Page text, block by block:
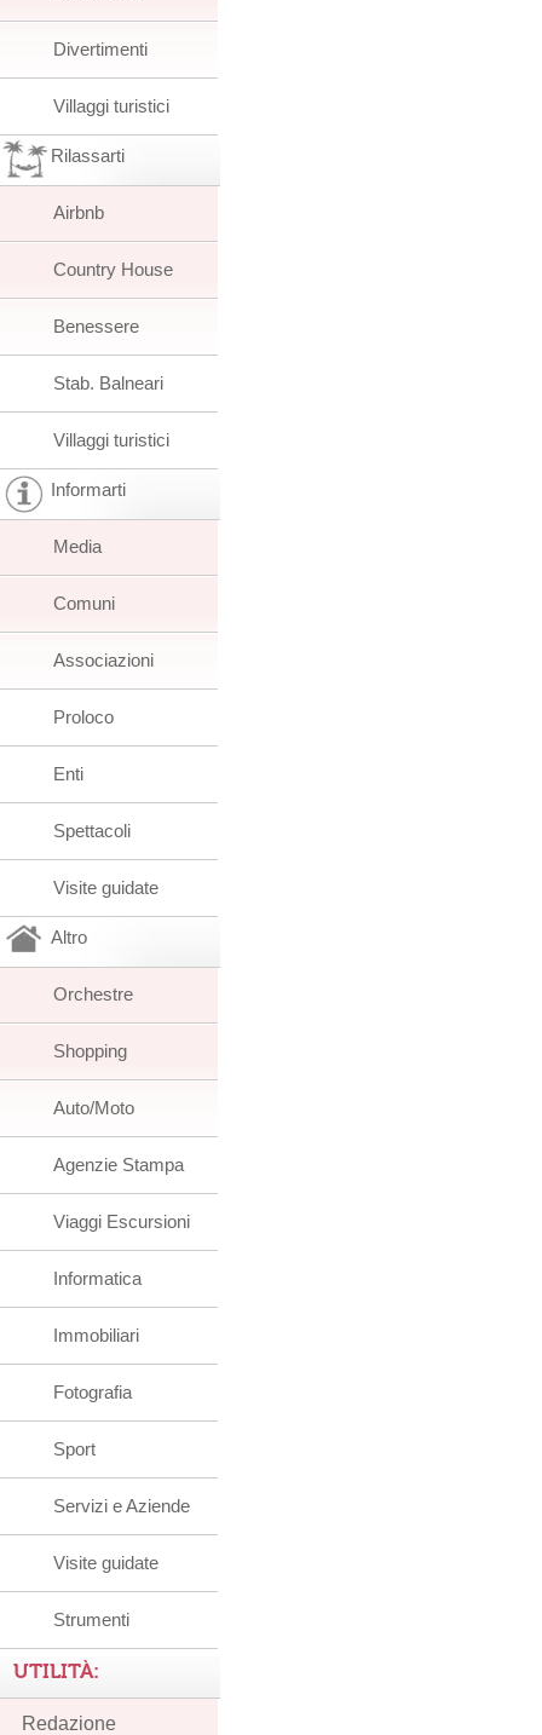
Divertimenti
Villaggi turistici
Rilassarti
Airbnb
Country House
Benessere
Stab. Balneari
Villaggi turistici
Informarti
Media
Comuni
Associazioni
Proloco
Enti
Spettacoli
Visite guidate
Altro
Orchestre
Shopping
Auto/Moto
Agenzie Stampa
Viaggi Escursioni
Informatica
Immobiliari
Fotografia
Sport
Servizi e Aziende
Visite guidate
Strumenti
UTILITÀ:
Redazione